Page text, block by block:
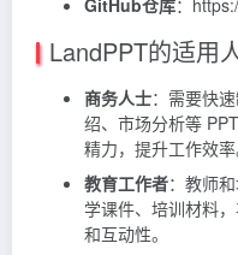
GitHub仓库：
LandPPT的适用
商务人士：需要快
绍、市场分析等
精力，提升工作效率
教育工作者：教师
学课件、培训材料
和互动性。